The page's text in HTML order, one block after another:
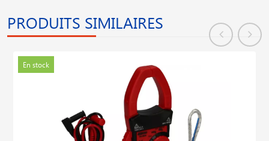
PRODUITS SIMILAIRES
En stock